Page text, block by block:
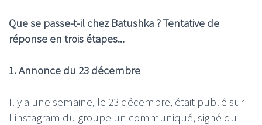
Que se passe-t-il chez Batushka ? Tentative de
réponse en trois étapes...
1. Annonce du 23 décembre
Il y a une semaine, le 23 décembre, était publié sur
l'instagram du groupe un communiqué, signé du